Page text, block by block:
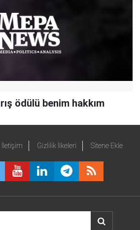
ödülü benim hakkım
İletişim Gizlilik İlkeleri Sitene Ekle